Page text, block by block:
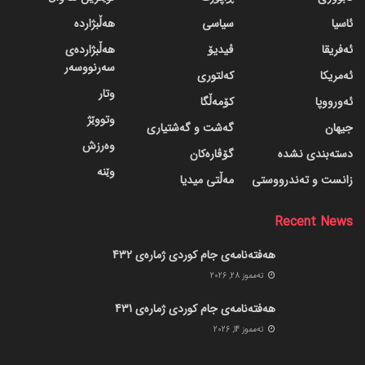
ئاسیا
ئەفریقا
ئەمریکا
ئەورووپا
جیهان
دسته‌بندی نشده
زانست و تەندرووستی
سیاسی
ڤیدیۆ
کەلتوری
کۆمەڵگا
گه‌شت و گه‌شتیاری
گۆڤاره‌کان
مەڵتی میدیا
هەڵبژاردە
هەڵبژاردەی
سەرنووسەر
وتار
وتووێژ
وەرزش
وێنە
Recent News
هەفتەنامەی جام کوردی ژمارەی 432
ته‌مموز 28, 2026
هەفتەنامەی جام کوردی ژمارەی 431
ته‌مموز 14, 2026